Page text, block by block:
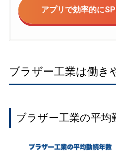
アプリで効率的に
ブラザー工業は働き
ブラザー工業の平均